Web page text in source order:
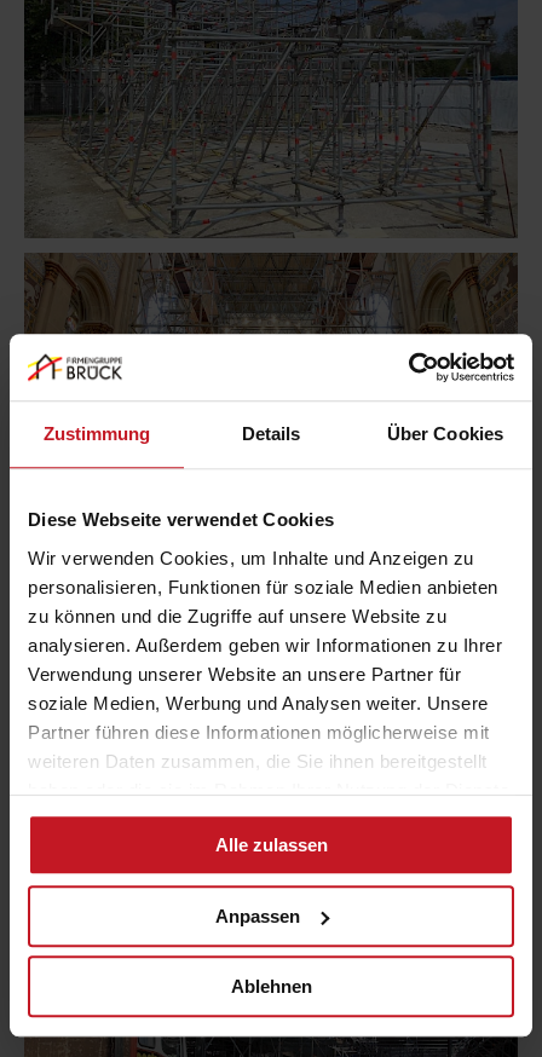
Zustimmung Details Über Cookies
Diese Webseite verwendet Cookies
Wir verwenden Cookies, um Inhalte und Anzeigen zu
personalisieren, Funktionen für soziale Medien anbieten
zu können und die Zugriffe auf unsere Website zu
analysieren. Außerdem geben wir Informationen zu Ihrer
Verwendung unserer Website an unsere Partner für
soziale Medien, Werbung und Analysen weiter. Unsere
Partner führen diese Informationen möglicherweise mit
weiteren Daten zusammen, die Sie ihnen bereitgestellt
haben oder die sie im Rahmen Ihrer Nutzung der Dienste
gesammelt haben. Sie können der Verwendung von
notwendigen Cookies zustimmen oder Ihre individuelle
Auswahl bestätigen.
Alle zulassen
Anpassen
Ablehnen